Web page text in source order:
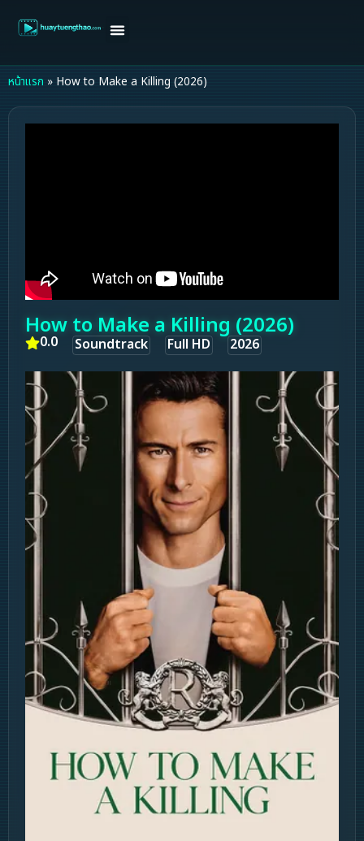
หน้าแรก » How to Make a Killing (2026)
How to Make a Killing (2026)
0.0 Soundtrack Full HD 2026